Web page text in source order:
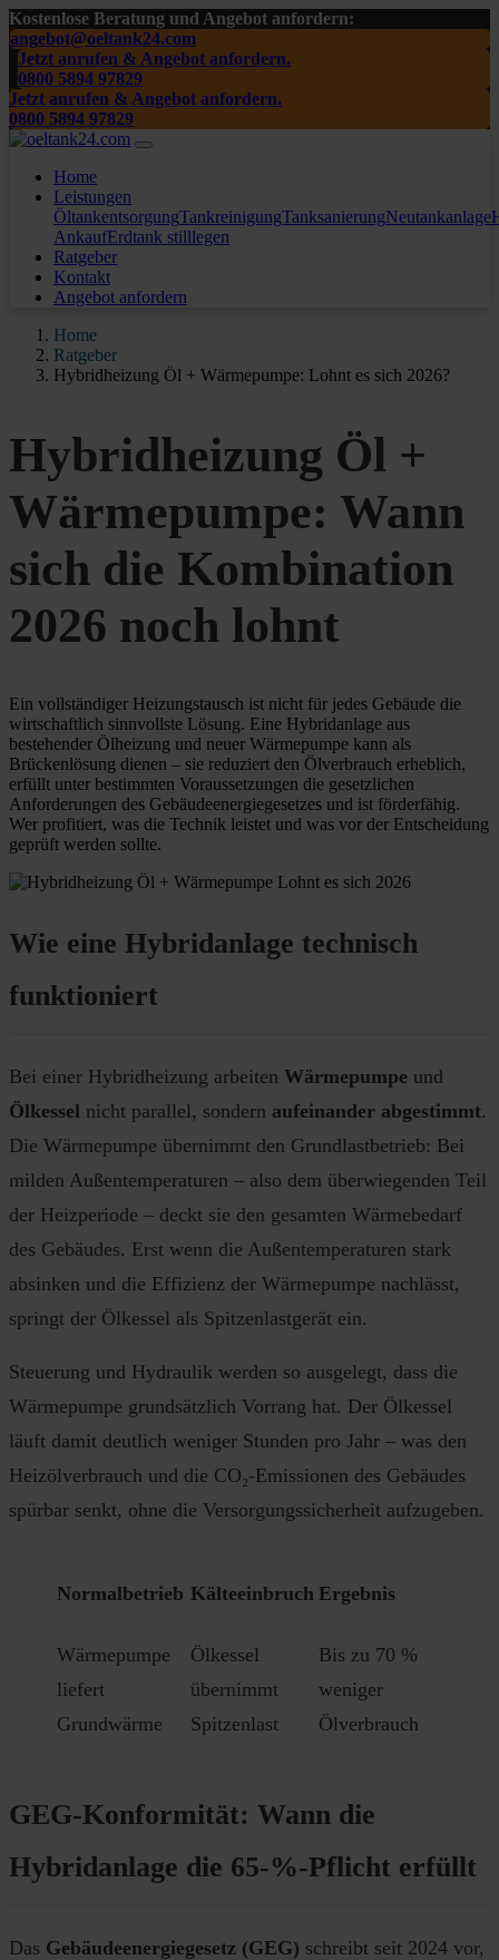
Kostenlose Beratung und Angebot anfordern:
angebot@oeltank24.com
Jetzt anrufen & Angebot anfordern.
0800 5894 97829
Jetzt anrufen & Angebot anfordern.
0800 5894 97829
Home
Leistungen
ÖltankentsorgungTankreinigungTanksanierungNeutankanlage
AnkaufErdtank stilllegen
Ratgeber
Kontakt
Angebot anfordern
Home
Ratgeber
Hybridheizung Öl + Wärmepumpe: Lohnt es sich 2026?
Hybridheizung Öl +
Wärmepumpe: Wann
sich die Kombination
2026 noch lohnt
Ein vollständiger Heizungstausch ist nicht für jedes Gebäude die
wirtschaftlich sinnvollste Lösung. Eine Hybridanlage aus
bestehender Ölheizung und neuer Wärmepumpe kann als
Brückenlösung dienen – sie reduziert den Ölverbrauch erheblich,
erfüllt unter bestimmten Voraussetzungen die gesetzlichen
Anforderungen des Gebäudeenergiegesetzes und ist förderfähig.
Wer profitiert, was die Technik leistet und was vor der Entscheidung
geprüft werden sollte.
Wie eine Hybridanlage technisch
funktioniert
Bei einer Hybridheizung arbeiten Wärmepumpe und
Ölkessel nicht parallel, sondern aufeinander abgestimmt.
Die Wärmepumpe übernimmt den Grundlastbetrieb: Bei
milden Außentemperaturen – also dem überwiegenden Teil
der Heizperiode – deckt sie den gesamten Wärmebedarf
des Gebäudes. Erst wenn die Außentemperaturen stark
absinken und die Effizienz der Wärmepumpe nachlässt,
springt der Ölkessel als Spitzenlastgerät ein.
Steuerung und Hydraulik werden so ausgelegt, dass die
Wärmepumpe grundsätzlich Vorrang hat. Der Ölkessel
läuft damit deutlich weniger Stunden pro Jahr – was den
Heizölverbrauch und die CO₂-Emissionen des Gebäudes
spürbar senkt, ohne die Versorgungssicherheit aufzugeben.
Normalbetrieb
Wärmepumpe
liefert
Grundwärme
Kälteeinbruch
Ölkessel
übernimmt
Spitzenlast
Ergebnis
Bis zu 70 %
weniger
Ölverbrauch
GEG-Konformität: Wann die
Hybridanlage die 65-%-Pflicht erfüllt
Das Gebäudeenergiegesetz (GEG) schreibt seit 2024 vor,